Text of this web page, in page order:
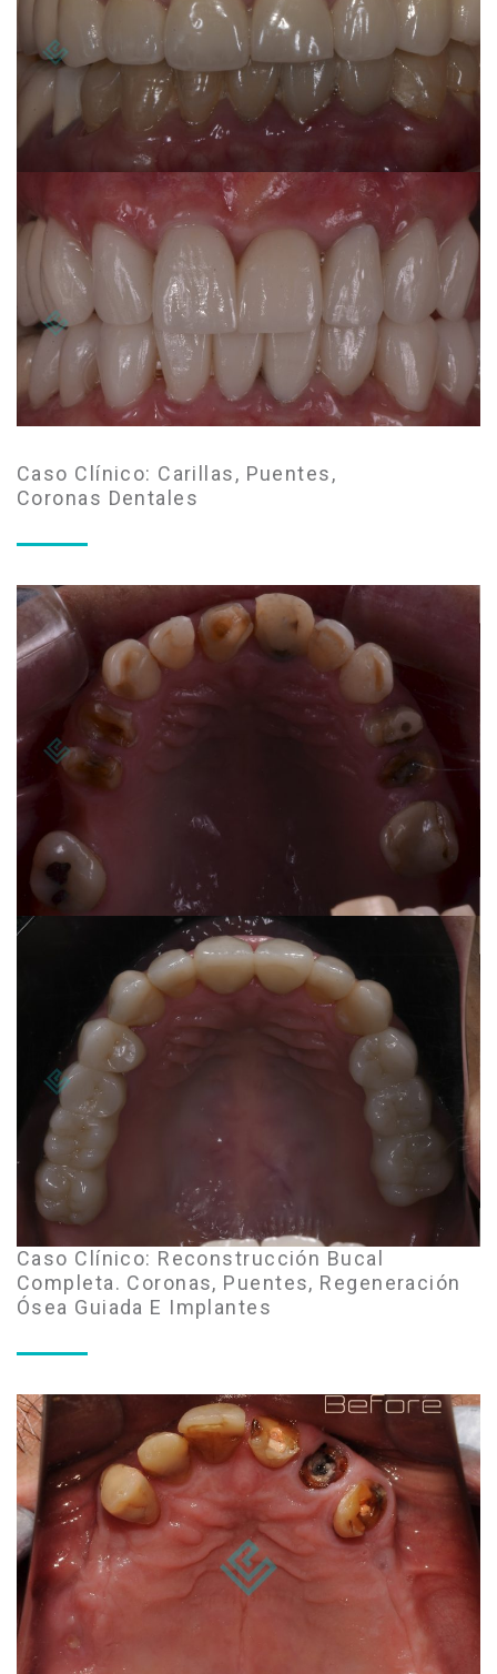
Caso Clínico: Carillas, Puentes,
Coronas Dentales
Caso Clínico: Reconstrucción Bucal
Completa. Coronas, Puentes, Regeneración
Ósea Guiada E Implantes